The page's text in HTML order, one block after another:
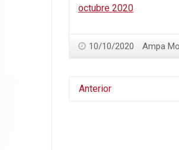
octubre 2020
10/10/2020 Ampa
Anterior